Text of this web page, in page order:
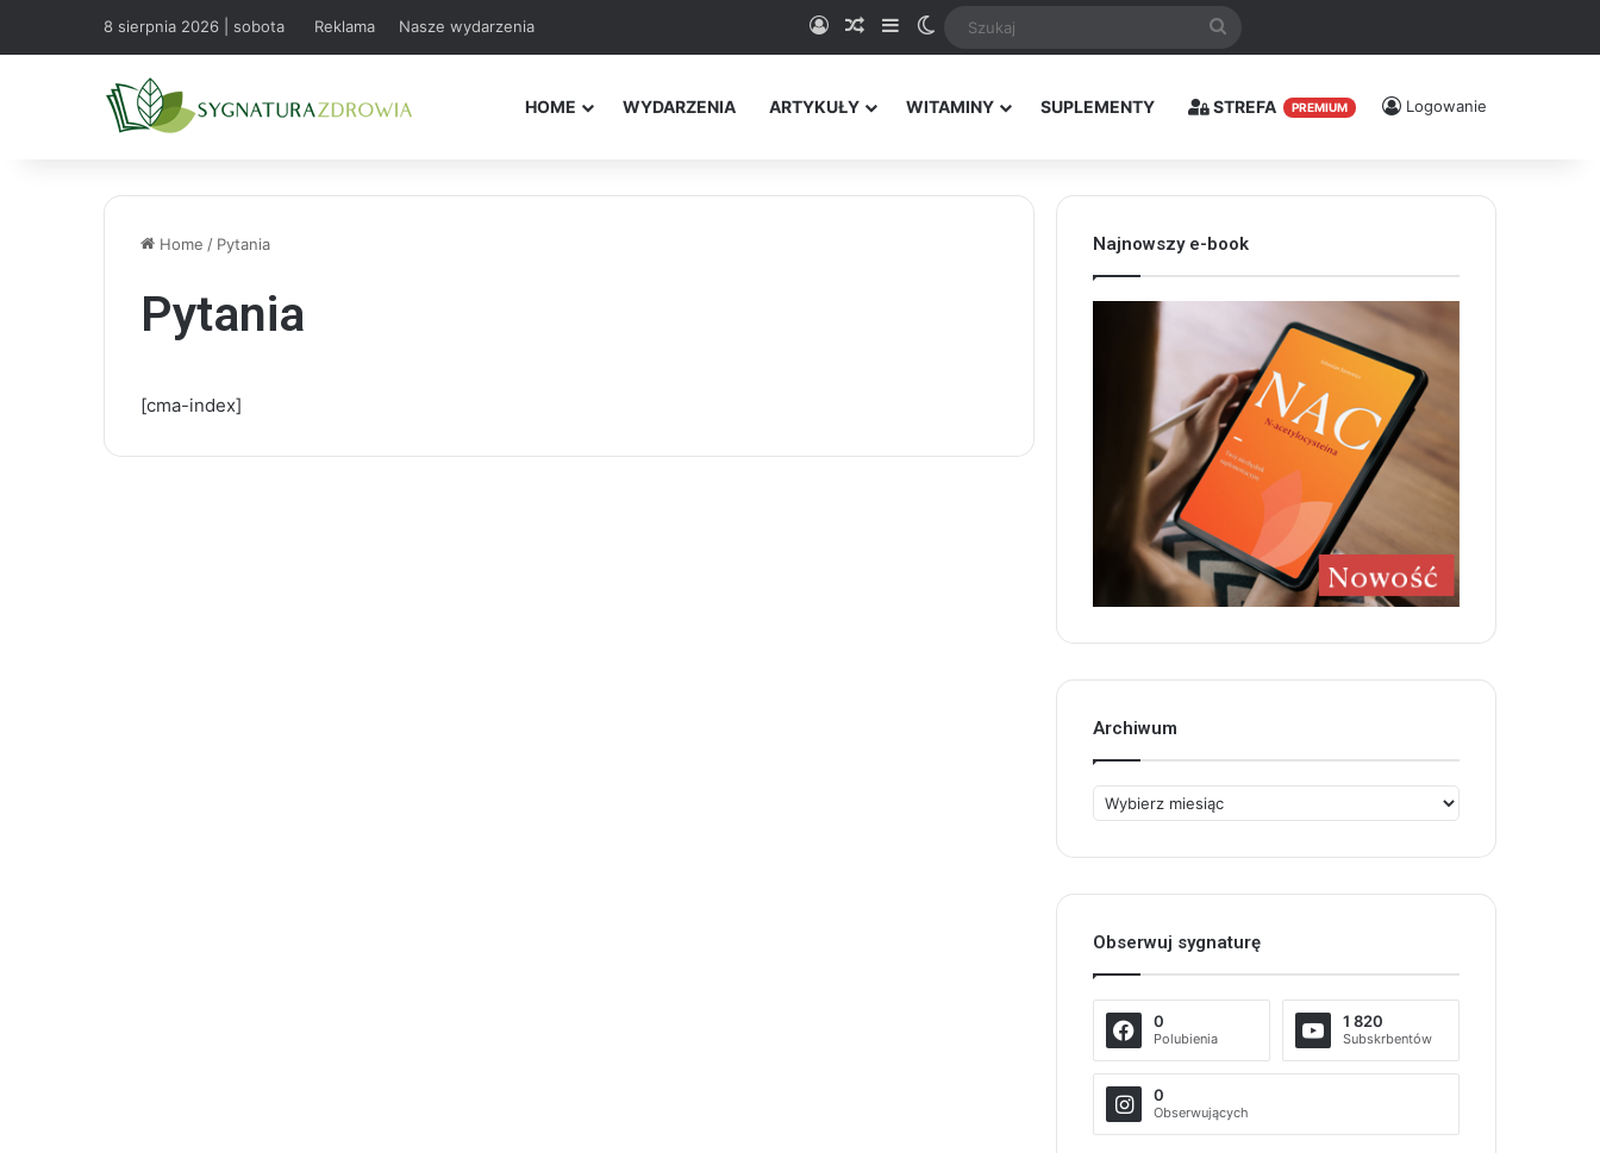
8 sierpnia 2026 | sobota Reklama Nasze wydarzenia Logowanie
Random Article
SidebarSwitch skin
HOME WYDARZENIA ARTYKUŁY WITAMINY SUPLEMENTY STREFA PREMIUM Logowanie
Home / Pytania
Pytania
[cma-index]
Najnowszy e-book
Archiwum
Archiwum
Obserwuj sygnaturę
0
Polubienia
1 820
Subskrbentów
0
Obserwujących